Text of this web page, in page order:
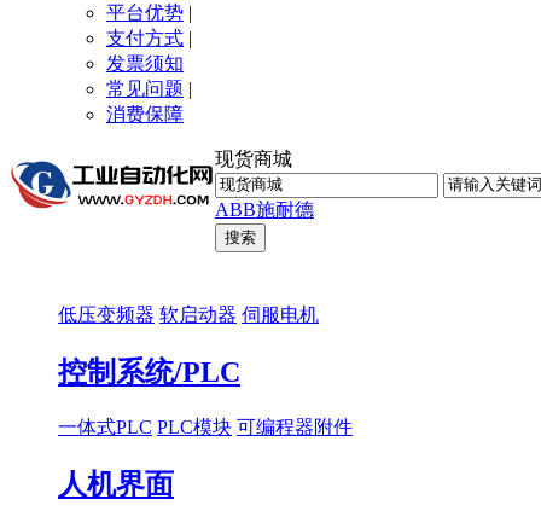
平台优势 |
支付方式 |
发票须知
常见问题 |
消费保障
现货商城
ABB施耐德
低压变频器 软启动器 伺服电机
控制系统/PLC
一体式PLC PLC模块 可编程器附件
人机界面